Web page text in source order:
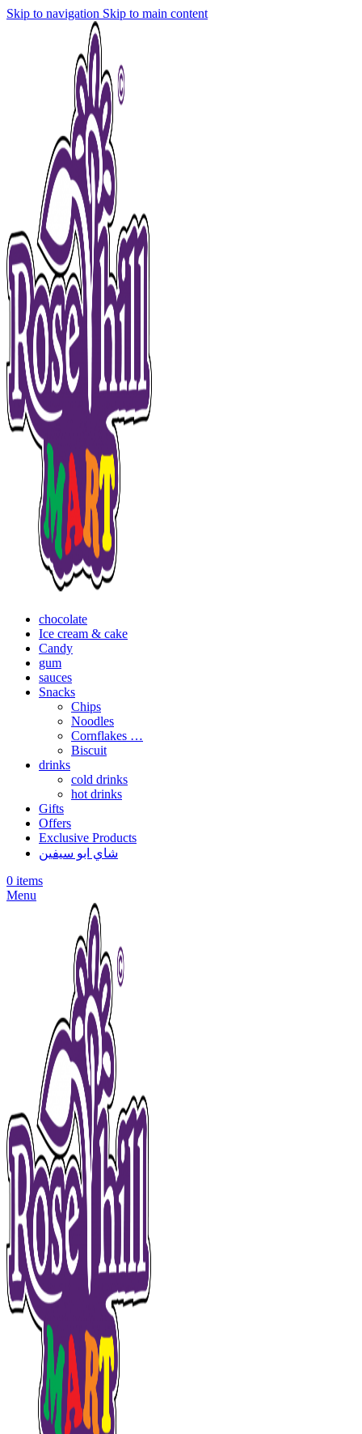
Skip to navigation Skip to main content
chocolate
Ice cream & cake
Candy
gum
sauces
Snacks
Chips
Noodles
Cornflakes …
Biscuit
drinks
cold drinks
hot drinks
Gifts
Offers
Exclusive Products
شاي ابو سيفين
0 items
Menu